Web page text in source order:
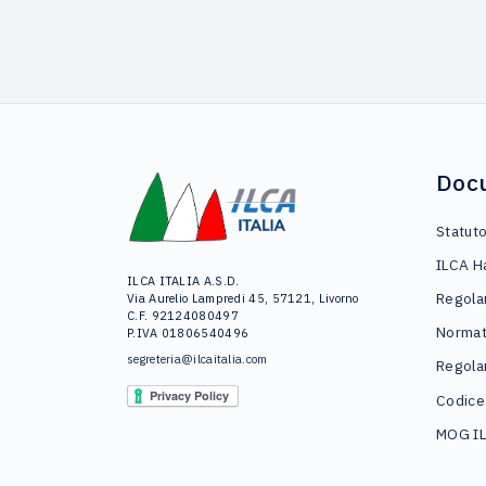
ILCA ITALIA A.S.D.
Via Aurelio Lampredi 45, 57121, Livorno
C.F. 92124080497
P.IVA 01806540496
segreteria@ilcaitalia.com
Statuto
ILCA
MOG